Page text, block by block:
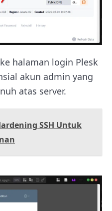
halaman login Plesk
akun admin yang
atas server.
SSH Untuk